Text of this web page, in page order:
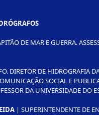
DE MAR E GUERRA.
DIRETOR DE HIDROGRAFIA
SOCIAL E
DA UNIVERSIDADE DO
| SUPERINTENDENTE DE